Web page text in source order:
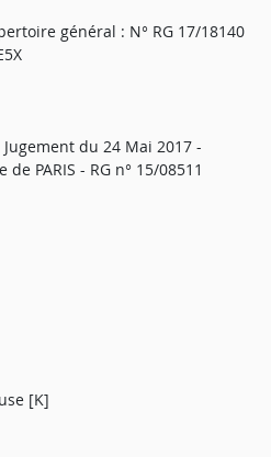
général : N° RG 17/18140
du 24 Mai 2017 -
PARIS - RG n° 15/08511
[K]